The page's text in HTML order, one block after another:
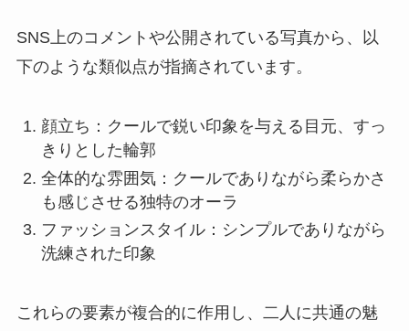
SNS上のコメントや公開されている写真から、以
下のような類似点が指摘されています。
顔立ち：クールで鋭い印象を与える目元、すっ
きりとした輪郭
全体的な雰囲気：クールでありながら柔らかさ
も感じさせる独特のオーラ
ファッションスタイル：シンプルでありながら
洗練された印象
これらの要素が複合的に作用し、二人に共通の魅